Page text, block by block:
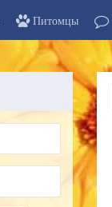
Питомцы